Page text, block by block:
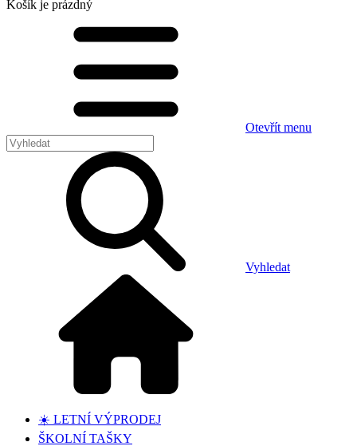
Košík je prázdný
Otevřít menu
Vyhledat
☀️ LETNÍ VÝPRODEJ
ŠKOLNÍ TAŠKY